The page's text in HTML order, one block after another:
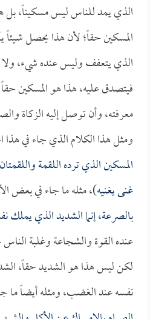
الذي يمد للناس ليس مسكيناً،
المسكين حقاً؛ لأن هذا يحصل شيئاً
الذي يتعفف وليس عنده شيء، ولا
فيتصدق عليه، هذا هو المسكين
معرفته، وأن توصل إليه الزكاة
ومثل هذا الكلام الذي جاء في
المسكين الذي ترده اللقمة
غنى يغنيه)، مثله ما جاء في بعض
بالصرعة، إنما الشديد الذي
عنده القوة والشجاعة وغلبة
لكن ليس هذا هو الشديد حقاً،
نفسه عند الغضب، ومثله أيضاً ما